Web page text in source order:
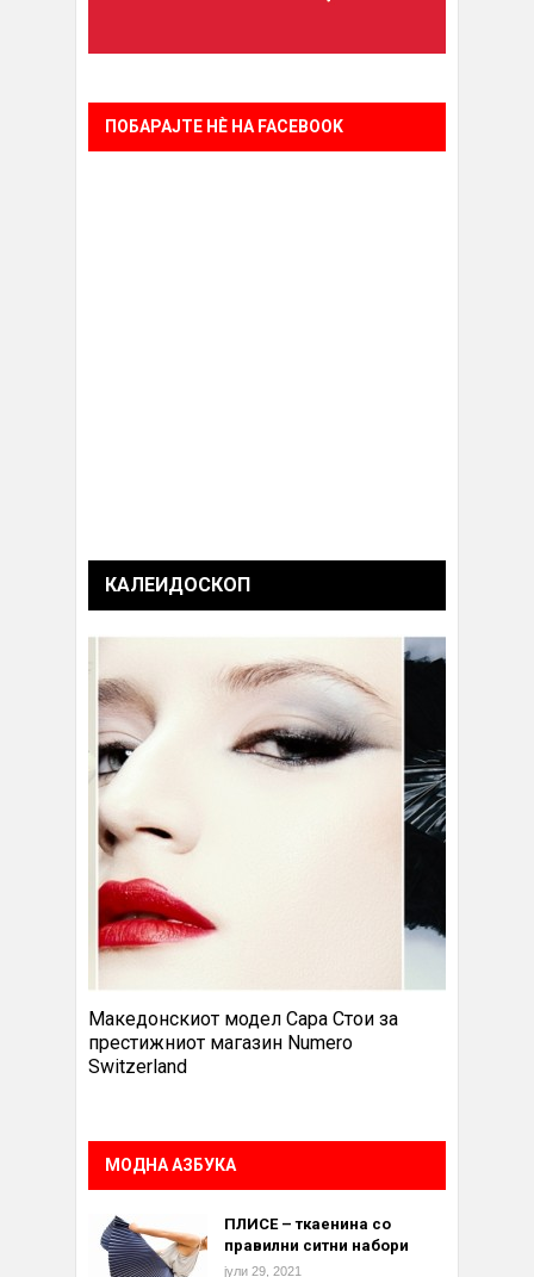
ПОБАРАЈТЕ НÈ НА FACEBOOK
КАЛЕИДОСКОП
Македонскиот модел Сара Стои за
престижниот магазин Numero
Switzerland
МОДНА АЗБУКА
ПЛИСЕ – ткаенина со
правилни ситни набори
јули 29, 2021